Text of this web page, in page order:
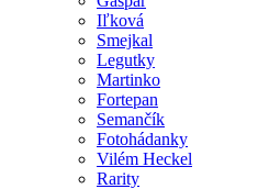
Iľková
Smejkal
Legutky
Martinko
Fortepan
Semančík
Fotohádanky
Vilém Heckel
Rarity